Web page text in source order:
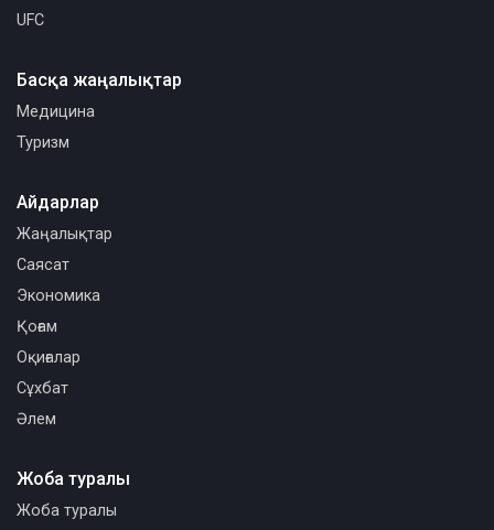
UFC
Басқа жаңалықтар
Медицина
Туризм
Айдарлар
Жаңалықтар
Саясат
Экономика
Қоғам
Оқиғалар
Сұхбат
Әлем
Жоба туралы
Жоба туралы